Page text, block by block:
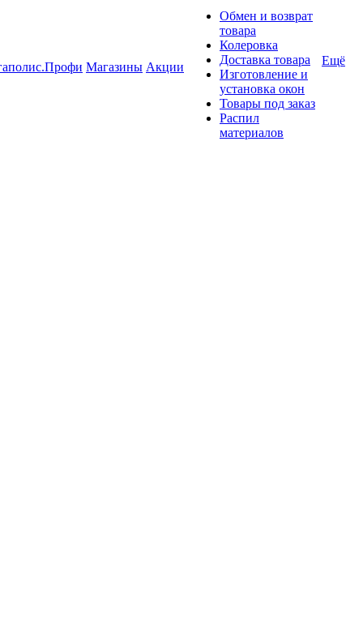
Магазины Акции
Обмен и возврат
товара
Колеровка
Доставка товара
Изготовление и
установка окон
Товары под заказ
Распил
материалов
Ещё